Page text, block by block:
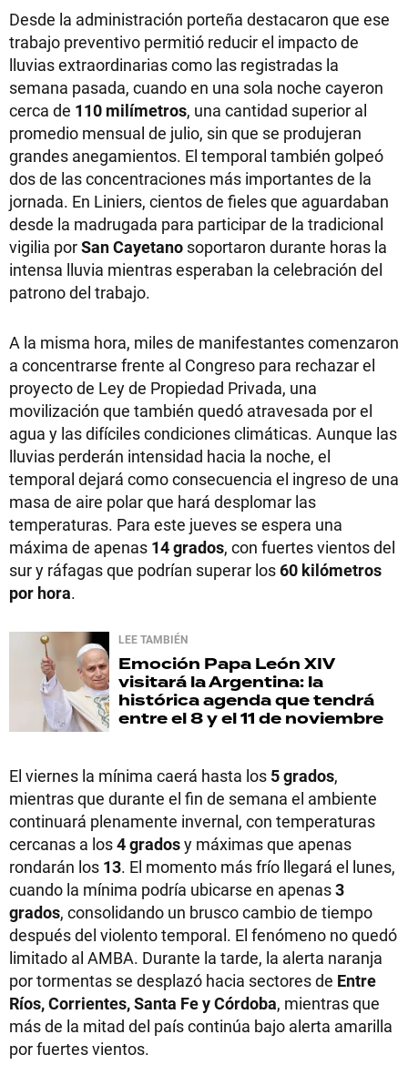
Desde la administración porteña destacaron que ese
trabajo preventivo permitió reducir el impacto de
lluvias extraordinarias como las registradas la
semana pasada, cuando en una sola noche cayeron
cerca de 110 milímetros, una cantidad superior al
promedio mensual de julio, sin que se produjeran
grandes anegamientos. El temporal también golpeó
dos de las concentraciones más importantes de la
jornada. En Liniers, cientos de fieles que aguardaban
desde la madrugada para participar de la tradicional
vigilia porSan Cayetano soportaron durante horas la
intensa lluvia mientras esperaban la celebración del
patrono del trabajo.
A la misma hora, miles de manifestantes comenzaron
a concentrarse frente al Congreso para rechazar el
proyecto de Ley de Propiedad Privada, una
movilización que también quedó atravesada por el
agua y las difíciles condiciones climáticas. Aunque las
lluvias perderán intensidad hacia la noche, el
temporal dejará como consecuencia el ingreso de una
masa de aire polar que hará desplomar las
temperaturas. Para este jueves se espera una
máxima de apenas 14 grados, con fuertes vientos del
sur y ráfagas que podrían superar los60 kilómetros
por hora.
LEE TAMBIÉN
Emoción Papa León XIV
visitará la Argentina: la
histórica agenda que tendrá
entre el 8 y el 11 de noviembre
El viernes la mínima caerá hasta los 5 grados,
mientras que durante el fin de semana el ambiente
continuará plenamente invernal, con temperaturas
cercanas a los4 gradosy máximas que apenas
rondarán los 13. El momento más frío llegará el lunes,
cuando la mínima podría ubicarse en apenas3
grados, consolidando un brusco cambio de tiempo
después del violento temporal. El fenómeno no quedó
limitado al AMBA. Durante la tarde, la alerta naranja
por tormentas se desplazó hacia sectores de Entre
Ríos, Corrientes, Santa Fe y Córdoba, mientras que
más de la mitad del país continúa bajo alerta amarilla
por fuertes vientos.